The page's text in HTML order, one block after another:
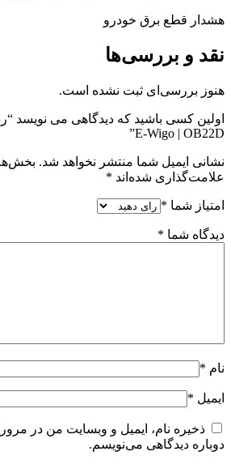
هشدار قطع برق خودرو
نقد و بررسی‌ها
هنوز بررسی‌ای ثبت نشده است.
اولین کسی باشید که دیدگاهی می نویسد
E-Wigo | OB22D”
نشانی ایمیل شما منتشر نخواهد شد.
علامت‌گذاری شده‌اند *
امتیاز شما *
دیدگاه شما *
نام *
ایمیل *
ذخیره نام، ایمیل و وبسایت من در
دوباره دیدگاهی می‌نویسم.